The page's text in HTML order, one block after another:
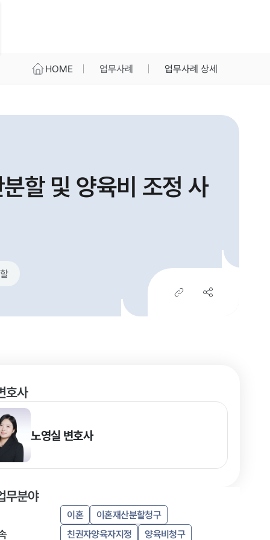
HOME 업무사례 업무사례 상세
할 및 양육비 조정 사
호사
노영실 변호사
무분야
이혼 이혼재산분할청구
친권자양육자지정 양육비청구